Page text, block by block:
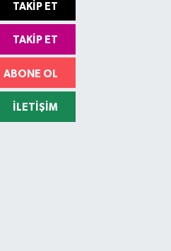
TAKIP ET
TAKIP ET
ABONE OL
İLETIŞIM